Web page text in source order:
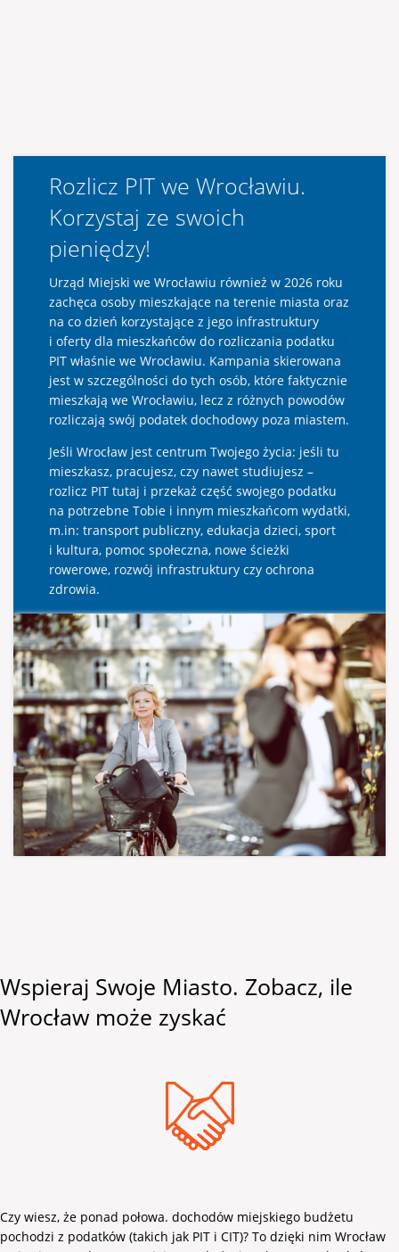
Rozlicz PIT we Wrocławiu.
Korzystaj ze swoich
pieniędzy!
Urząd Miejski we Wrocławiu również w 2026 roku
zachęca osoby mieszkające na terenie miasta oraz
na co dzień korzystające z jego infrastruktury
i oferty dla mieszkańców do rozliczania podatku
PIT właśnie we Wrocławiu. Kampania skierowana
jest w szczególności do tych osób, które faktycznie
mieszkają we Wrocławiu, lecz z różnych powodów
rozliczają swój podatek dochodowy poza miastem.
Jeśli Wrocław jest centrum Twojego życia: jeśli tu
mieszkasz, pracujesz, czy nawet studiujesz –
rozlicz PIT tutaj i przekaż część swojego podatku
na potrzebne Tobie i innym mieszkańcom wydatki,
m.in: transport publiczny, edukacja dzieci, sport
i kultura, pomoc społeczna, nowe ścieżki
rowerowe, rozwój infrastruktury czy ochrona
zdrowia.
Wspieraj Swoje Miasto. Zobacz, ile
Wrocław może zyskać
Czy wiesz, że ponad połowa. dochodów miejskiego budżetu
pochodzi z podatków (takich jak PIT i CIT)? To dzięki nim Wrocław